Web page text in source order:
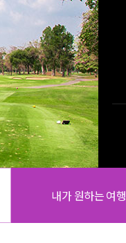
내가 원하는 여